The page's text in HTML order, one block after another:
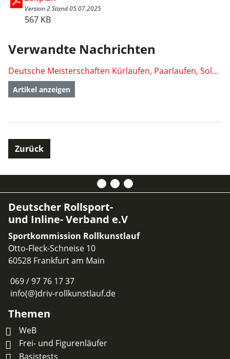
Version 2 Stand 05.07.2025
567 KB
Verwandte Nachrichten
Deutsche Meisterschaften Kürlaufen, Paarlaufen, Solo- und Rolltanz und Inline Artistic 2025 - Ober-Ramstadt
Artikel anzeigen
Zurück
Deutscher Rollsport-
und Inline- Verband e.V
Sportkommission Rollkunstlauf
Otto-Fleck-Schneise 10
60528 Frankfurt am Main
069 / 97 76 17 37
info(@)driv-rollkunstlauf.de
Themen
WeB
Frei- und Figurenläufer
Basistests